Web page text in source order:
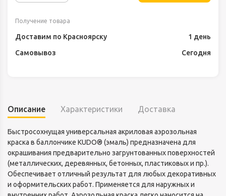
Получение товара
Доставим по Красноярску
1 день
Самовывоз
Сегодня
Описание Характеристики Доставка
Быстросохнущая универсальная акриловая аэрозольная
краска в баллончике KUDO® (эмаль) предназначена для
окрашивания предварительно загрунтованных поверхностей
(металлических, деревянных, бетонных, пластиковых и пр.).
Обеспечивает отличный результат для любых декоративных
и оформительских работ. Применяется для наружных и